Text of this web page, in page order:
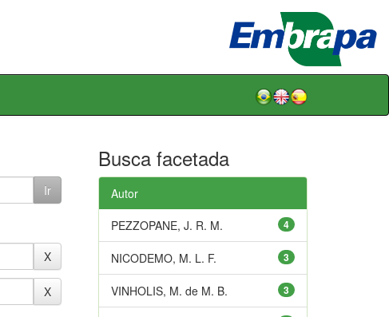
Busca facetada
Autor
4
PEZZOPANE, J. R. M.
3
NICODEMO, M. L. F.
3
VINHOLIS, M. de M. B.